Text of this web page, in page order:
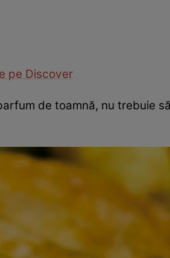
pe Discover
de toamnă, nu trebuie